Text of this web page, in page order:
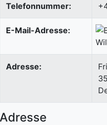
Telefonnummer:
E-Mail-Adresse:
Adresse:
Adresse